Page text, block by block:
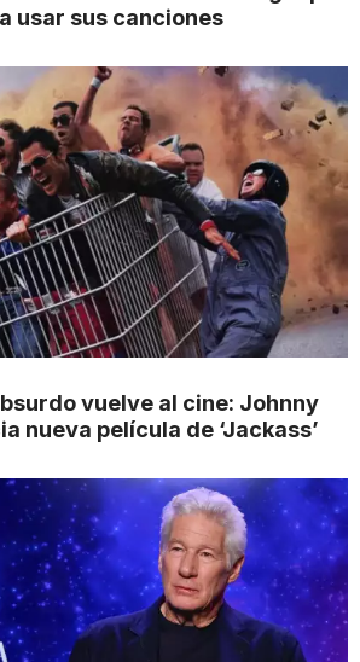
usar sus canciones
vuelve al cine: Johnny
nueva película de ‘Jackass’